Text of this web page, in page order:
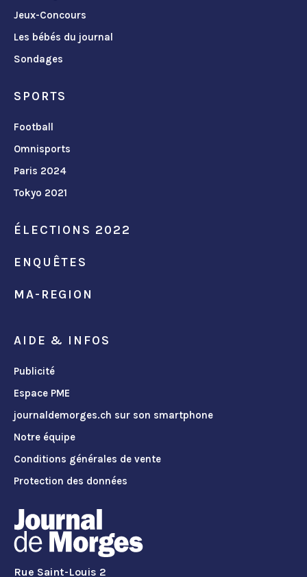
Jeux-Concours
Les bébés du journal
Sondages
SPORTS
Football
Omnisports
Paris 2024
Tokyo 2021
ÉLECTIONS 2022
ENQUÊTES
MA-REGION
AIDE & INFOS
Publicité
Espace PME
journaldemorges.ch sur son smartphone
Notre équipe
Conditions générales de vente
Protection des données
Rue Saint-Louis 2